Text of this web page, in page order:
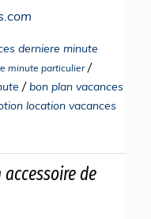
derniere minute
minute particulier/
/ bon plan vacances
location vacances
de